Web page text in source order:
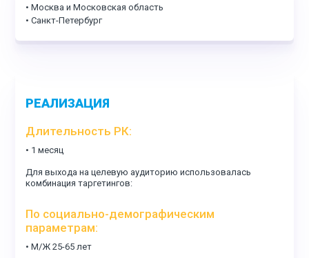
• Москва и Московская область
• Санкт-Петербург
РЕАЛИЗАЦИЯ
Длительность РК:
• 1 месяц
Для выхода на целевую аудиторию использовалась
комбинация таргетингов:
По социально-демографическим
параметрам:
• М/Ж 25-65 лет